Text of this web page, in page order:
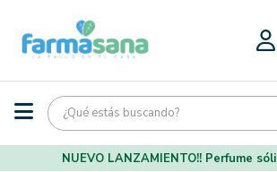
NUEVO LANZAMIENTO!! Perfume